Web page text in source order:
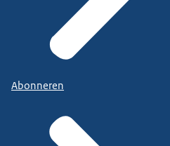
Abonneren